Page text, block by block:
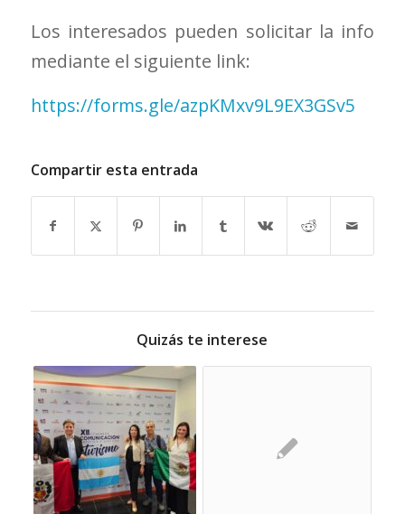
Los interesados pueden solicitar la info
mediante el siguiente link:
https://forms.gle/azpKMxv9L9EX3GSv5
Compartir esta entrada
Quizás te interese